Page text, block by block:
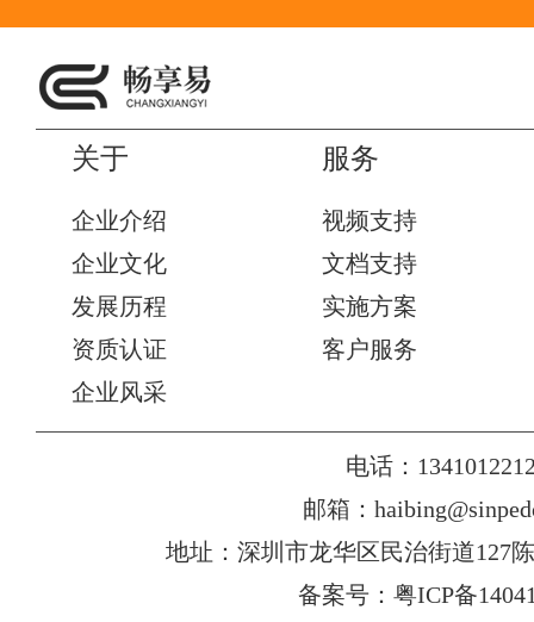
关于
企业介绍
企业文化
发展历程
资质认证
企业风采
服务
视频支持
文档支持
实施方案
客户服务
电话：
邮箱：
地址：深圳市龙华区民治街道127
备案号：粤ICP备